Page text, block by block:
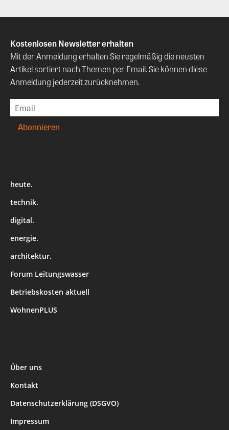
Kostenlosen Newsletter erhalten
Mit der Anmeldung erhalten Sie regelmäßig die neusten
Artikel sortiert nach Themen per Email. Sie können diese
Anmeldung jederzeit zurücknehmen.
heute.
technik.
digital.
energie.
architektur.
Forum Leitungswasser
Betriebskosten aktuell
WohnenPLUS
Über uns
Kontakt
Datenschutzerklärung (DSGVO)
Impressum